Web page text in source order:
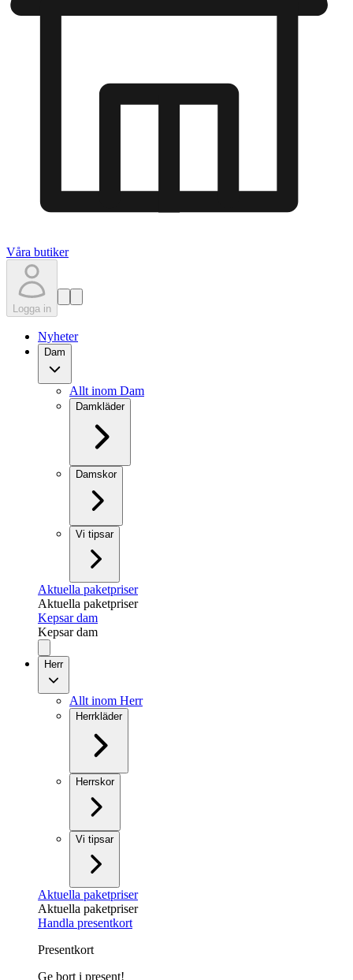
Våra butiker
Logga in
Nyheter
Dam
Allt inom Dam
Damkläder
Damskor
Vi tipsar
Aktuella paketpriser
Aktuella paketpriser
Kepsar dam
Kepsar dam
Herr
Allt inom Herr
Herrkläder
Herrskor
Vi tipsar
Aktuella paketpriser
Aktuella paketpriser
Handla presentkort
Presentkort
Ge bort i present!